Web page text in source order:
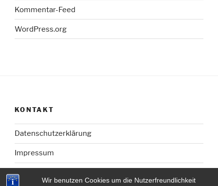
Wir benutzen Cookies um die Nutzerfreundlichkeit
Kommentar-Feed
WordPress.org
KONTAKT
Datenschutzerklärung
Impressum